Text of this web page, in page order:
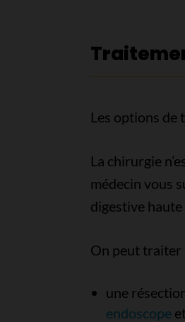
Les options de
La chirurgie
médecin vous
digestive haute
On peut traiter
une
endoscope